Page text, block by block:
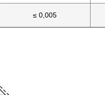
≤ 0,005